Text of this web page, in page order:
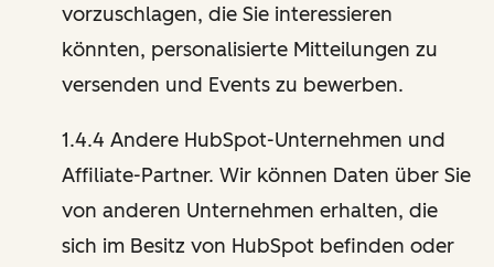
vorzuschlagen, die Sie interessieren
könnten, personalisierte Mitteilungen zu
versenden und Events zu bewerben.
1.4.4 Andere HubSpot-Unternehmen und
Affiliate-Partner. Wir können Daten über Sie
von anderen Unternehmen erhalten, die
sich im Besitz von HubSpot befinden oder